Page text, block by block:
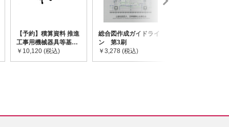
【予約】積算資料 推進
工事用機械器具等基礎
価格表 2026年度版
※2026/8/31発売予定
￥10,120 (税込)
総合図作成ガイドライ
ン 第3刷
￥3,278 (税込)